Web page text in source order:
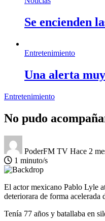
Se encienden
Entretenimiento
Una alerta
Entretenimiento
No pudo
PoderFM TV Hace 2
1 minuto/s
El actor mexicano Pablo Lyle
deteriorara de forma acelerada
Tenía 77 años y batallaba en